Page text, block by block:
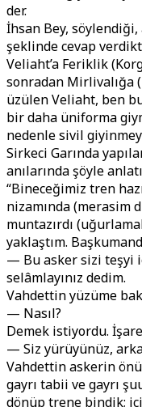
der.
İhsan Bey,
şeklinde cevap
Veliaht’a Feriklik
sonradan Mirlivalığa
üzülen Veliaht, ben
bir daha üniforma
nedenle sivil
Sirkeci Garında
anılarında şöyle
“Bineceğimiz tren
nizamında (merasim
muntazırdı
yaklaştım.
— Bu asker sizi teşyi
selâmlayınız dedim.
Vahdettin yüzüme
— Nasıl?
Demek istiyordu.
— Siz yürüyünüz,
Vahdettin askerin
gayrı tabii ve gayrı
dönüp trene bindik;